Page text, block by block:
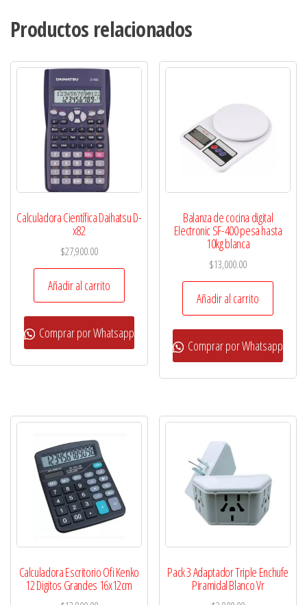
Productos relacionados
Calculadora Científica Daihatsu D-
x82
$27,900.00
Añadir al carrito
Comprar por Whatsapp
Balanza de cocina digital
Electronic SF-400 pesa hasta
10kg blanca
$13,000.00
Añadir al carrito
Comprar por Whatsapp
Calculadora Escritorio Ofi Kenko
12 Digitos Grandes 16x12cm
Pack 3 Adaptador Triple Enchufe
Piramidal Blanco Vr